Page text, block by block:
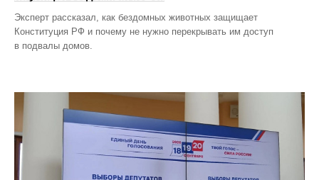
Эксперт рассказал, как бездомных животных защищает
Конституция РФ и почему не нужно перекрывать им доступ
в подвалы домов.